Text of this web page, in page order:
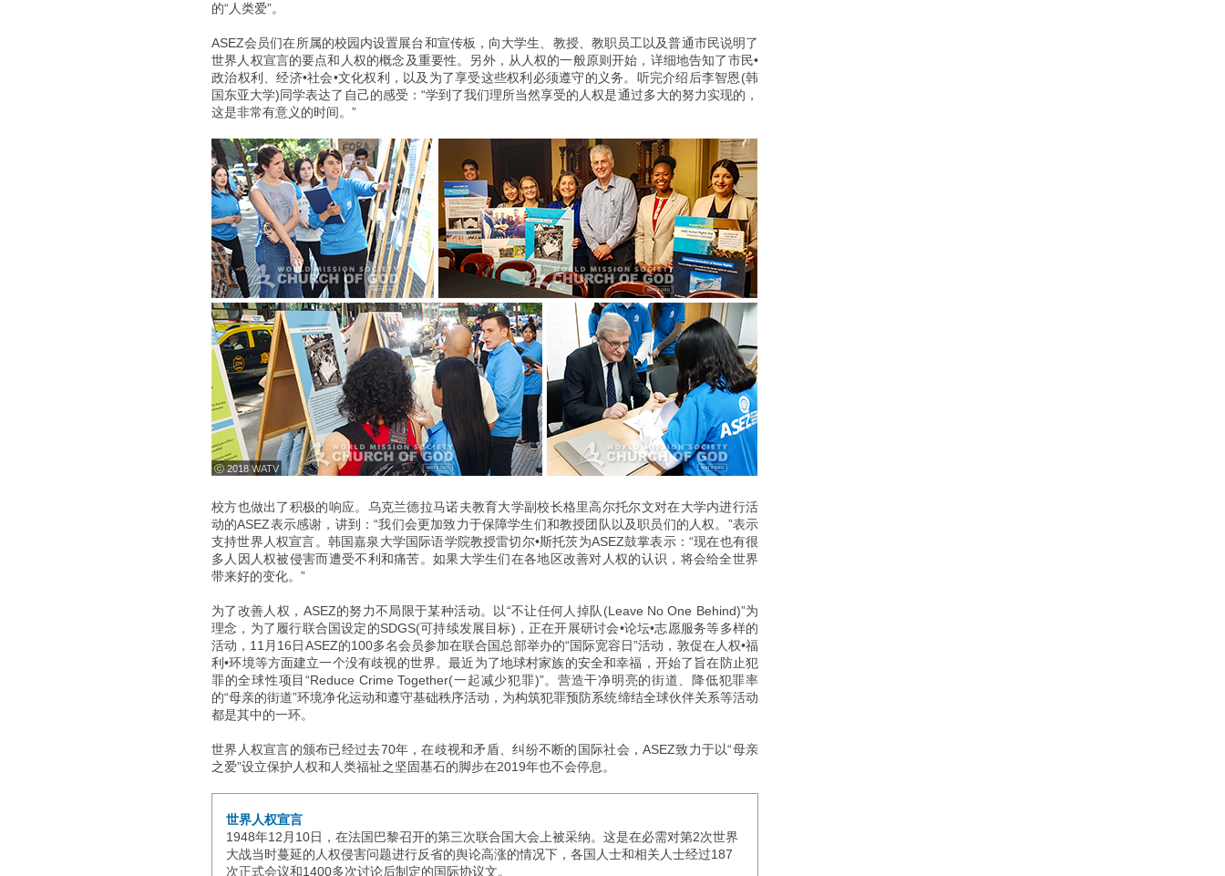
的“人类爱”。
ASEZ会员们在所属的校园内设置展台和宣传板，向大学生、教授、教职员工以及普通市民说明了
世界人权宣言的要点和人权的概念及重要性。另外，从人权的一般原则开始，详细地告知了市民•
政治权利、经济•社会•文化权利，以及为了享受这些权利必须遵守的义务。听完介绍后李智恩(韩
国东亚大学)同学表达了自己的感受：“学到了我们理所当然享受的人权是通过多大的努力实现的，
这是非常有意义的时间。”
ⓒ 2018 WATV
校方也做出了积极的响应。乌克兰德拉马诺夫教育大学副校长格里高尔托尔文对在大学内进行活
动的ASEZ表示感谢，讲到：“我们会更加致力于保障学生们和教授团队以及职员们的人权。”表示
支持世界人权宣言。韩国嘉泉大学国际语学院教授雷切尔•斯托茨为ASEZ鼓掌表示：“现在也有很
多人因人权被侵害而遭受不利和痛苦。如果大学生们在各地区改善对人权的认识，将会给全世界
带来好的变化。”
为了改善人权，ASEZ的努力不局限于某种活动。以“不让任何人掉队(Leave No One Behind)”为
理念，为了履行联合国设定的SDGS(可持续发展目标)，正在开展研讨会•论坛•志愿服务等多样的
活动，11月16日ASEZ的100多名会员参加在联合国总部举办的“国际宽容日”活动，敦促在人权•福
利•环境等方面建立一个没有歧视的世界。最近为了地球村家族的安全和幸福，开始了旨在防止犯
罪的全球性项目“Reduce Crime Together(一起减少犯罪)”。营造干净明亮的街道、降低犯罪率
的“母亲的街道”环境净化运动和遵守基础秩序活动，为构筑犯罪预防系统缔结全球伙伴关系等活动
都是其中的一环。
世界人权宣言的颁布已经过去70年，在歧视和矛盾、纠纷不断的国际社会，ASEZ致力于以“母亲
之爱”设立保护人权和人类福祉之坚固基石的脚步在2019年也不会停息。
世界人权宣言
1948年12月10日，在法国巴黎召开的第三次联合国大会上被采纳。这是在必需对第2次世界
大战当时蔓延的人权侵害问题进行反省的舆论高涨的情况下，各国人士和相关人士经过187
次正式会议和1400多次讨论后制定的国际协议文。